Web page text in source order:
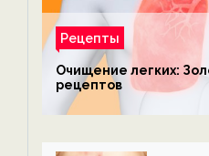
Рецепты
Очищение легких:
рецептов